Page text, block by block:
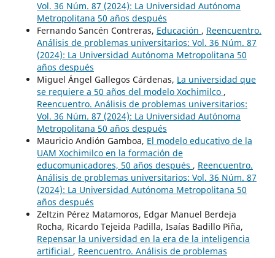
Vol. 36 Núm. 87 (2024): La Universidad Autónoma
Metropolitana 50 años después
Fernando Sancén Contreras, Educación , Reencuentro.
Análisis de problemas universitarios: Vol. 36 Núm. 87
(2024): La Universidad Autónoma Metropolitana 50
años después
Miguel Ángel Gallegos Cárdenas, La universidad que
se requiere a 50 años del modelo Xochimilco ,
Reencuentro. Análisis de problemas universitarios:
Vol. 36 Núm. 87 (2024): La Universidad Autónoma
Metropolitana 50 años después
Mauricio Andión Gamboa, El modelo educativo de la
UAM Xochimilco en la formación de
educomunicadores, 50 años después , Reencuentro.
Análisis de problemas universitarios: Vol. 36 Núm. 87
(2024): La Universidad Autónoma Metropolitana 50
años después
Zeltzin Pérez Matamoros, Edgar Manuel Berdeja
Rocha, Ricardo Tejeida Padilla, Isaías Badillo Piña,
Repensar la universidad en la era de la inteligencia
artificial , Reencuentro. Análisis de problemas